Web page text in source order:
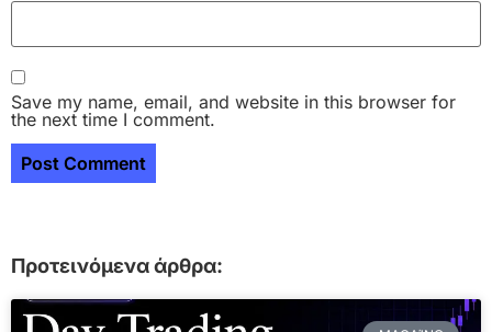
Save my name, email, and website in this browser for
the next time I comment.
Προτεινόμενα άρθρα: